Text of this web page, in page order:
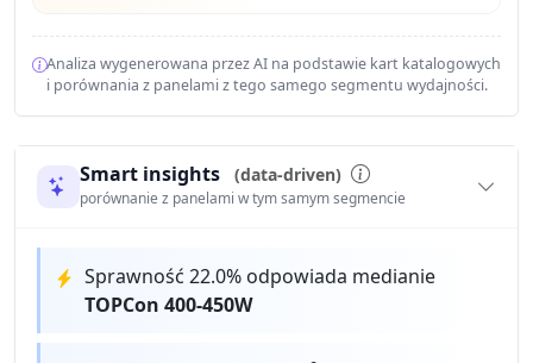
Analiza wygenerowana przez AI na podstawie kart katalogowych
i porównania z panelami z tego samego segmentu wydajności.
Smart insights (data-driven)
porównanie z panelami w tym samym segmencie
Sprawność 22.0% odpowiada medianie
TOPCon 400-450W